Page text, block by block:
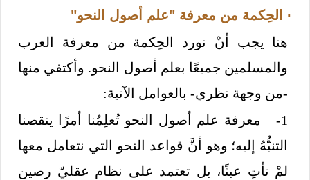
· الحِكمة من معرفة "علم أصول النحو"
هنا يجب أنْ نورد الحِكمة من معرفة العرب
والمسلمين جميعًا بعلم أصول النحو. وأكتفي منها
-من وجهة نظري- بالعوامل الآتية:
1- معرفة علم أصول النحو تُعلِمُنا أمرًا ينقصنا
التنبُّهُ إليه؛ وهو أنَّ قواعد النحو التي نتعامل معها
لمْ تأتِ عبثًا، بل تعتمد على نظام عقليّ رصين